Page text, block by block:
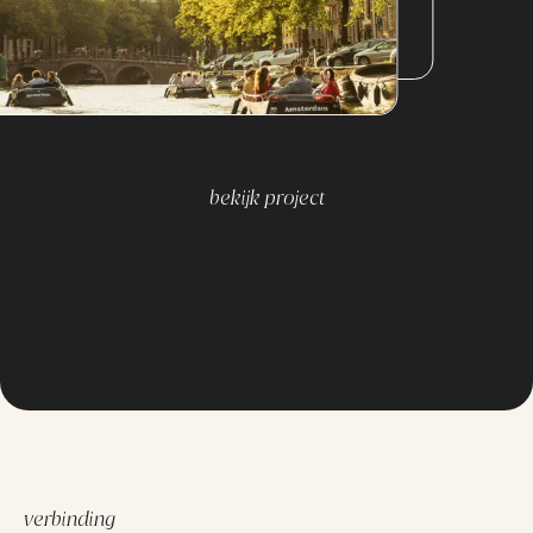
€10.000 - €25.000 €25.000+
bekijk project
verbinding